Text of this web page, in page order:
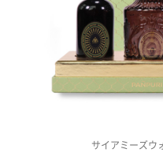
サイアミーズウ